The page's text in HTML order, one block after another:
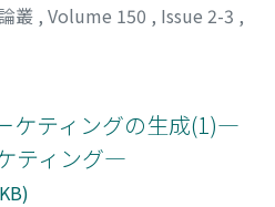
叢 , Volume 150 , Issue 2-3 ,
ケティングの生成(1)―
ティング―